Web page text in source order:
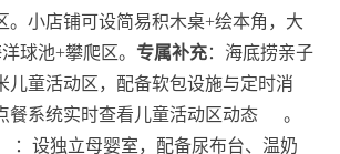
。小店铺可设简易积木桌+绘本角，大
球池+攀爬区。 专属补充：海底捞亲子
儿童活动区，配备软包设施与定时消
餐系统实时查看儿童活动区动态
。
：设独立母婴室，配备尿布台、温奶